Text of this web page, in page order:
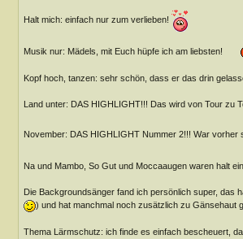
Halt mich: einfach nur zum verlieben!
Musik nur: Mädels, mit Euch hüpfe ich am liebsten!
Kopf hoch, tanzen: sehr schön, dass er das drin
Land unter: DAS HIGHLIGHT!!! Das wird von Tour zu
November: DAS HIGHLIGHT Nummer 2!!! War vorher
Na und Mambo, So Gut und Moccaaugen waren halt
Die Backgroundsänger fand ich persönlich super, das
) und hat manchmal noch zusätzlich zu Gänsehaut
Thema Lärmschutz: ich finde es einfach bescheuert,